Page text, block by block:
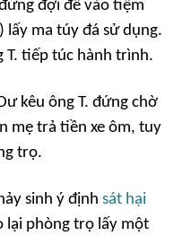
đợi để vào tiệm
lấy ma túy đá sử dụng.
T. tiếp túc hành trình.
kêu ông T. đứng chờ
mẹ trả tiền xe ôm, tuy
trọ.
sinh ý định sát hại
lại phòng trọ lấy một